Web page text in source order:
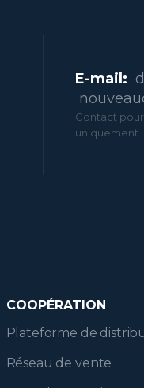
E-mail:
Contact
uniquement.
COOPÉRATION
Plateforme de
Réseau de vente